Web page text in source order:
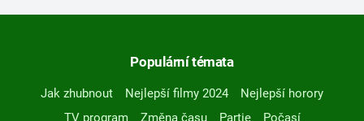
Populární témata
Jak zhubnout Nejlepší filmy 2024
Nejlepší horory
TV program
Změna času Partie
Počasí